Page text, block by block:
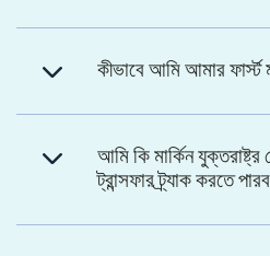
কীভাবে আমি আমার ফার্স্ট
আমি কি মার্কিন
ট্রান্সফার ট্র্যাক করতে